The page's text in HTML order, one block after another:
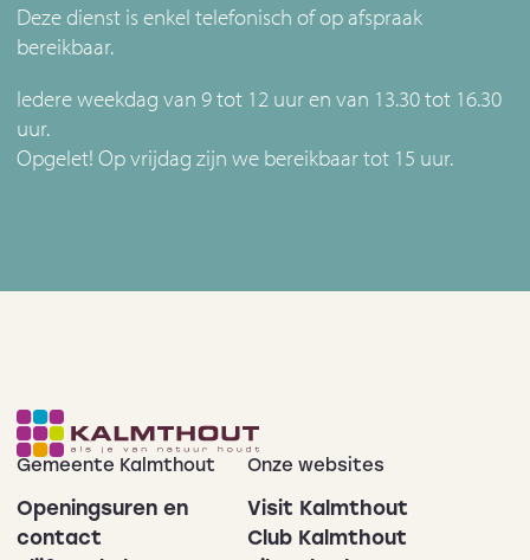
Deze dienst is enkel telefonisch of op afspraak
bereikbaar.
Iedere weekdag van 9 tot 12 uur en van 13.30 tot 16.30
uur.
Opgelet! Op vrijdag zijn we bereikbaar tot 15 uur.
Gemeente Kalmthout
Openingsuren en
contact
Onze websites
Visit Kalmthout
Club Kalmthout